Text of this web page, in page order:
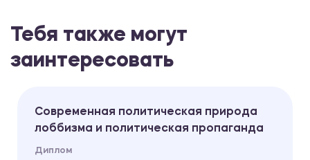
Тебя также могут
заинтересовать
Современная политическая природа
лоббизма и политическая пропаганда
Диплом